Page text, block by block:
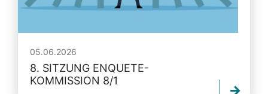
05.06.2026
8. SITZUNG ENQUETE-
KOMMISSION 8/1